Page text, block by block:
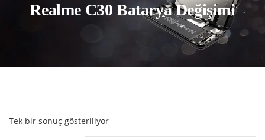
Realme C30 Batarya Değişimi
Tek bir sonuç gösteriliyor